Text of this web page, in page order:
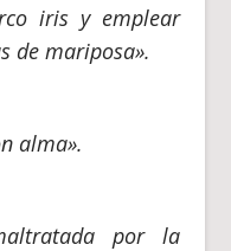
iris y emplear
de mariposa».
alma».
por la